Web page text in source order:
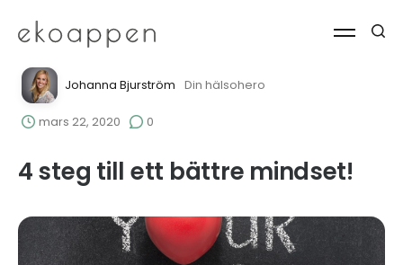
Johanna Bjurström Din hälsohero
mars 22, 2020 0
4 steg till ett bättre mindset!